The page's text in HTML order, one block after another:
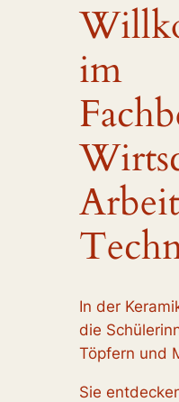
im
Arbeit
In der
die
Töpfern und
Sie